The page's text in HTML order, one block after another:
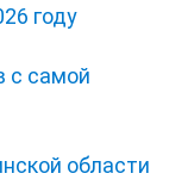
году
с самой
области